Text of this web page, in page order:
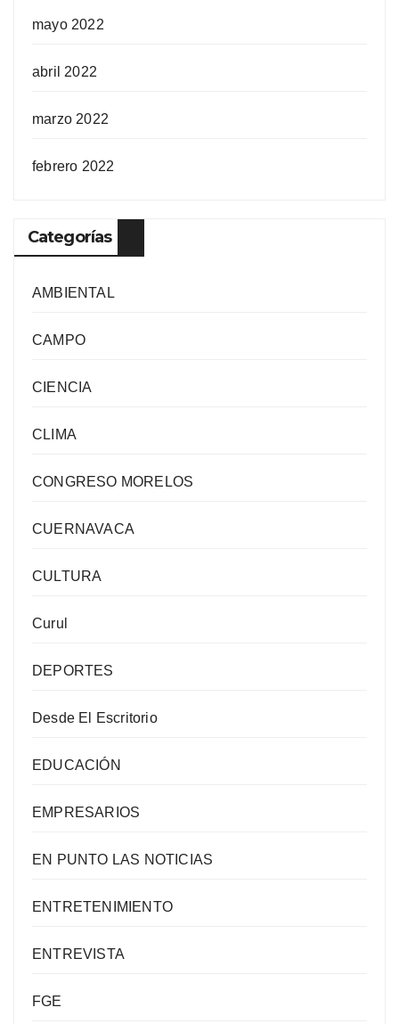
mayo 2022
abril 2022
marzo 2022
febrero 2022
Categorías
AMBIENTAL
CAMPO
CIENCIA
CLIMA
CONGRESO MORELOS
CUERNAVACA
CULTURA
Curul
DEPORTES
Desde El Escritorio
EDUCACIÓN
EMPRESARIOS
EN PUNTO LAS NOTICIAS
ENTRETENIMIENTO
ENTREVISTA
FGE